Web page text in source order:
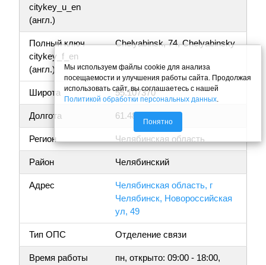
citykey_u_en
(англ.)
Полный ключ
citykey_f_en
(англ.)
Chelyabinsk, 74, Chelyabinsky
Широта 55.107370
Долгота 61.480051
Регион Челябинская область
Район Челябинский
Адрес
Челябинская область, г
Челябинск, Новороссийская
ул, 49
Тип ОПС Отделение связи
Время работы
пн, открыто: 09:00 - 18:00,
Мы используем файлы cookie для анализа
посещаемости и улучшения работы сайта. Продолжая
использовать сайт, вы соглашаетесь с нашей
Политикой обработки персональных данных
Понятно